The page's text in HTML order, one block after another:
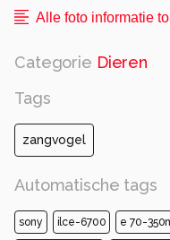
Alle foto informatie
Categorie Dieren
Tags
zangvogel
Automatische tags
sony ilce-6700 e 70-